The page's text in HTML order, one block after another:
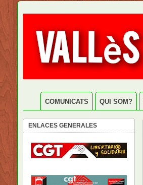
COMUNICATS QUI SOM?
ENLACES GENERALES